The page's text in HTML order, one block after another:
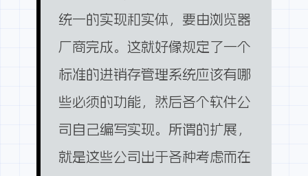
统一的实现和实体，要由浏览器
厂商完成。这就好像规定了一个
标准的进销存管理系统应该有哪
些必须的功能，然后各个软件公
司自己编写实现。所谓的扩展，
就是这些公司出于各种考虑而在